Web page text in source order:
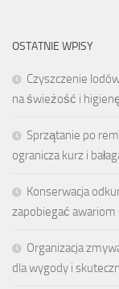
OSTATNIE WPISY
Czyszczenie
na świeżość i
Sprzątanie po
ogranicza kurz i
Konserwacja
zapobiegać awariom
Organizacja
dla wygody i